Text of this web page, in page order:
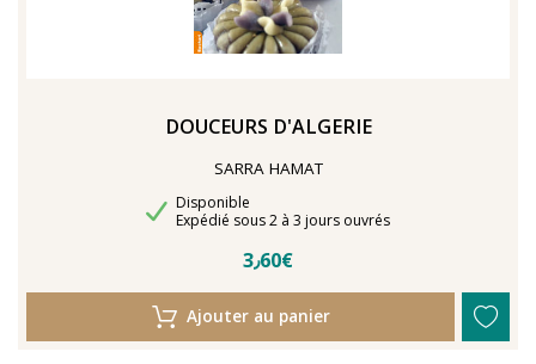
DOUCEURS D'ALGERIE
SARRA HAMAT
Disponibilité
Disponible
Délais de livraison
Expédié sous 2 à 3 jours ouvrés
3٫60€
Ajouter au panier